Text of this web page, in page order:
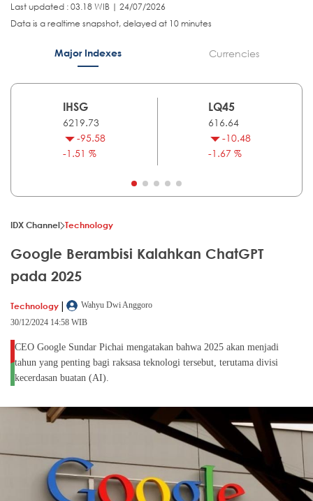
Last updated : 03.18 WIB | 24/07/2026
Data is a realtime snapshot, delayed at 10 minutes
Major Indexes Currencies
IHSG
6219.73
-95.58
-1.51 %
LQ45
616.64
-10.48
-1.67 %
IDX Channel Technology
Google Berambisi Kalahkan ChatGPT
pada 2025
Technology |
Wahyu Dwi Anggoro
30/12/2024 14:58 WIB
CEO Google Sundar Pichai mengatakan bahwa 2025 akan menjadi
tahun yang penting bagi raksasa teknologi tersebut, terutama divisi
kecerdasan buatan (AI).